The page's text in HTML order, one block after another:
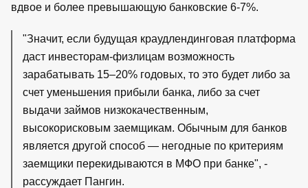
вдвое и более превышающую банковские 6-7%.
"Значит, если будущая краудлендинговая платформа
даст инвесторам-физлицам возможность
зарабатывать 15–20% годовых, то это будет либо за
счет уменьшения прибыли банка, либо за счет
выдачи займов низкокачественным,
высокорисковым заемщикам. Обычным для банков
является другой способ — негодные по критериям
заемщики перекидываются в МФО при банке", -
рассуждает Пангин.